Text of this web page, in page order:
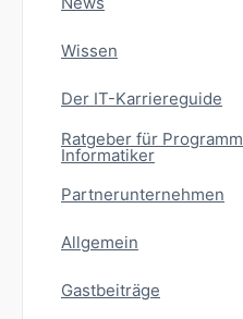
Wissen
Der IT-Karriereguide
Ratgeber für
Informatiker
Partnerunternehmen
Allgemein
Gastbeiträge